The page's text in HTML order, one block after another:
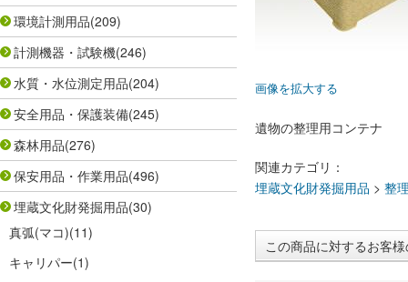
環境計測用品(209)
計測機器・試験機(246)
水質・水位測定用品(204)
安全用品・保護装備(245)
森林用品(276)
保安用品・作業用品(496)
埋蔵文化財発掘用品(30)
真弧(マコ)(11)
キャリパー(1)
画像を拡大する
遺物の整理用コンテナ
関連カテゴリ：
埋蔵文化財発掘用品 > 整
この商品に対するお客